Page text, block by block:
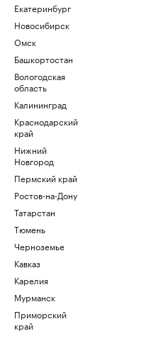
Екатеринбург
Новосибирск
Омск
Башкортостан
Вологодская
область
Калининград
Краснодарский
край
Нижний
Новгород
Пермский край
Ростов-на-Дону
Татарстан
Тюмень
Черноземье
Кавказ
Карелия
Мурманск
Приморский
край